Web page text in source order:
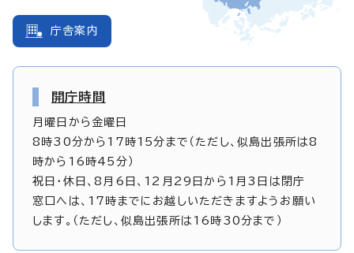
庁舎案内
開庁時間
月曜日から金曜日
8時30分から17時15分まで（ただし、似島出張所は8
時から16時45分）
祝日・休日、8月6日、12月29日から1月3日は閉庁
窓口へは、17時までにお越しいただきますようお願い
します。（ただし、似島出張所は16時30分まで）